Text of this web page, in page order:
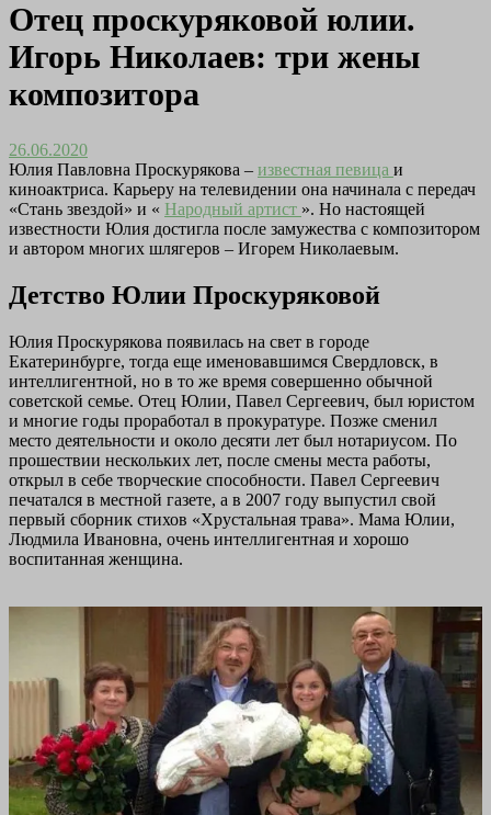
Отец проскуряковой юлии.
Игорь Николаев: три жены
композитора
26.06.2020
Юлия Павловна Проскурякова – известная певица и
киноактриса. Карьеру на телевидении она начинала с передач
«Стань звездой» и « Народный артист ». Но настоящей
известности Юлия достигла после замужества с композитором
и автором многих шлягеров – Игорем Николаевым.
Детство Юлии Проскуряковой
Юлия Проскурякова появилась на свет в городе
Екатеринбурге, тогда еще именовавшимся Свердловск, в
интеллигентной, но в то же время совершенно обычной
советской семье. Отец Юлии, Павел Сергеевич, был юристом
и многие годы проработал в прокуратуре. Позже сменил
место деятельности и около десяти лет был нотариусом. По
прошествии нескольких лет, после смены места работы,
открыл в себе творческие способности. Павел Сергеевич
печатался в местной газете, а в 2007 году выпустил свой
первый сборник стихов «Хрустальная трава». Мама Юлии,
Людмила Ивановна, очень интеллигентная и хорошо
воспитанная женщина.